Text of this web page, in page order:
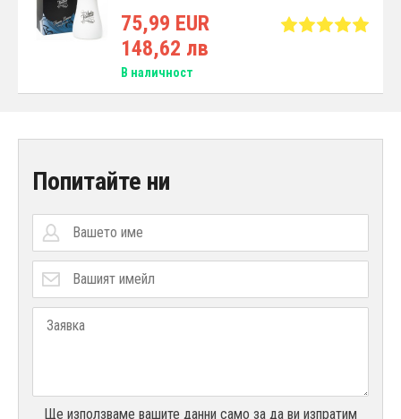
75,99 EUR
148,62 лв
В наличност
Попитайте ни
Ще използваме вашите данни само за да ви изпратим